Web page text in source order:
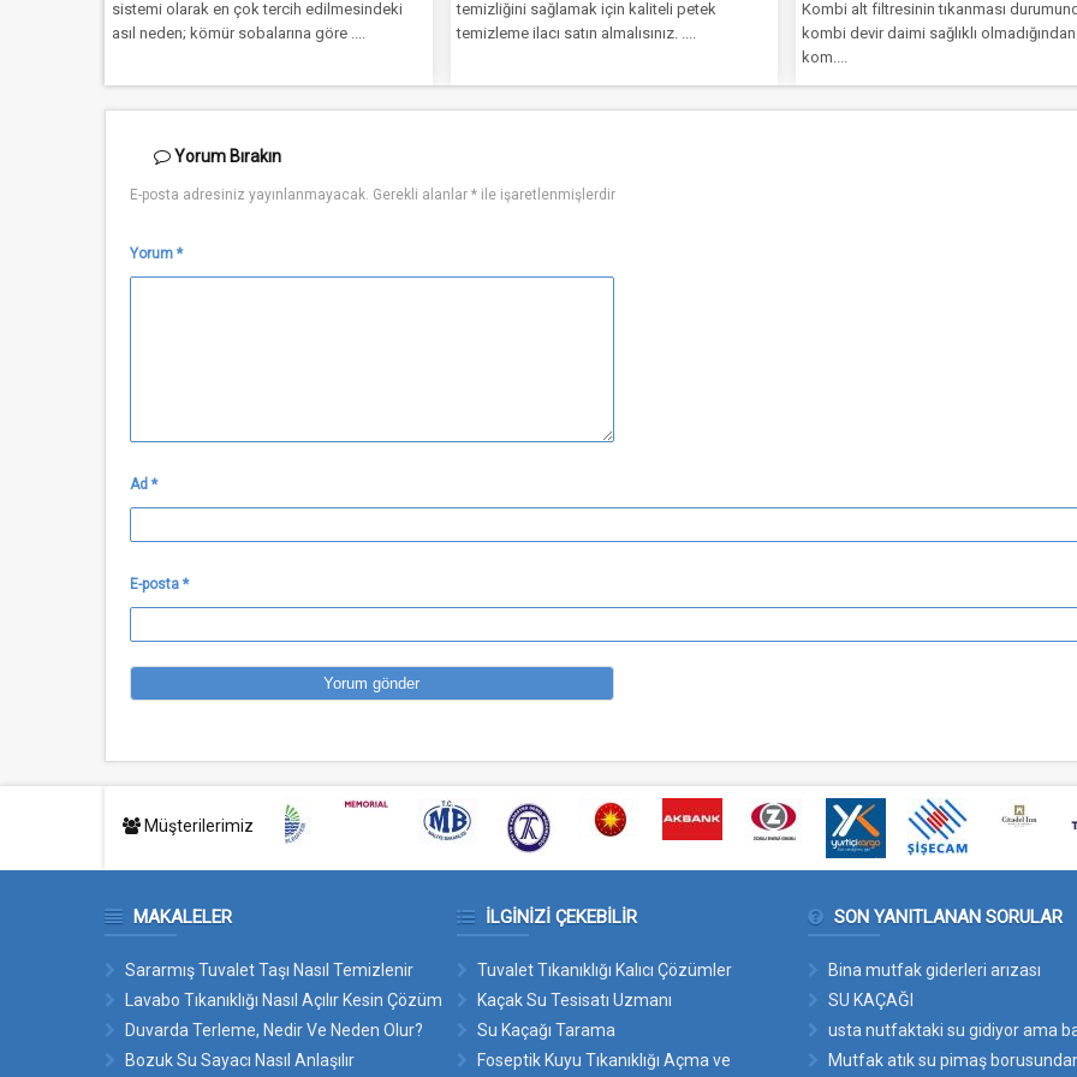
sistemi olarak en çok tercih edilmesindeki
asıl neden; kömür sobalarına göre ....
temizliğini sağlamak için kaliteli petek
temizleme ilacı satın almalısınız. ....
Kombi alt filtresinin tıkanması durumunda
kombi devir daimi sağlıklı olmadığından
Yorum Bırakın
E-posta adresiniz yayınlanmayacak. Gerekli alanlar * ile işaretlenmişlerdir
Yorum *
Ad *
E-posta *
Müşterilerimiz
MAKALELER
Sararmış Tuvalet Taşı Nasıl Temizlenir
Lavabo Tıkanıklığı Nasıl Açılır Kesin Çözüm
Duvarda Terleme, Nedir Ve Neden Olur?
Bozuk Su Sayacı Nasıl Anlaşılır
İLGINIZI ÇEKEBILIR
Tuvalet Tıkanıklığı Kalıcı Çözümler
Kaçak Su Tesisatı Uzmanı
Su Kaçağı Tarama
Foseptik Kuyu Tıkanıklığı Açma ve
SON YANITLANAN SORULAR
Bina mutfak giderleri arızası
SU KAÇAĞI
usta nutfaktaki su gidiyor ama
atıyor suyu nasıl açarız bu suyun
Mutfak atık su pimaş